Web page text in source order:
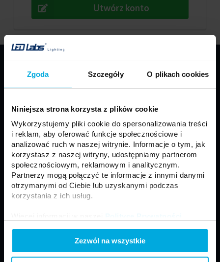
Zgoda Szczegóły O plikach cookies
Niniejsza strona korzysta z plików cookie
Wykorzystujemy pliki cookie do spersonalizowania treści
i reklam, aby oferować funkcje społecznościowe i
analizować ruch w naszej witrynie. Informacje o tym, jak
korzystasz z naszej witryny, udostępniamy partnerom
społecznościowym, reklamowym i analitycznym.
Partnerzy mogą połączyć te informacje z innymi danymi
otrzymanymi od Ciebie lub uzyskanymi podczas
korzystania z ich usług.
Zezwól na wszystkie
Utwórz konto
Zasilacze Sterowniki
Oprawy sufitowe Moduły
Motoryzacja Złącza i akcesoria
Panele LED Naświetlacze LED
Neony LED Lampy zewnętrzne
Materiały do pobrania
Dokumenty reklamacyjne Relacje inwestorskie